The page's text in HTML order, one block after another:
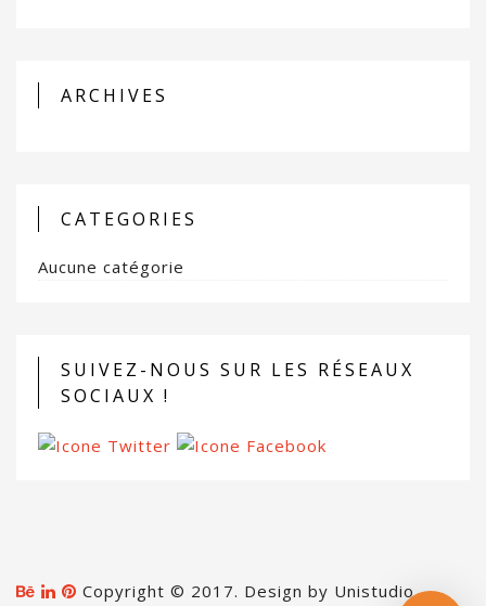
ARCHIVES
CATEGORIES
Aucune catégorie
SUIVEZ-NOUS SUR LES RÉSEAUX
SOCIAUX !
Copyright © 2017. Design by Unistudio. -